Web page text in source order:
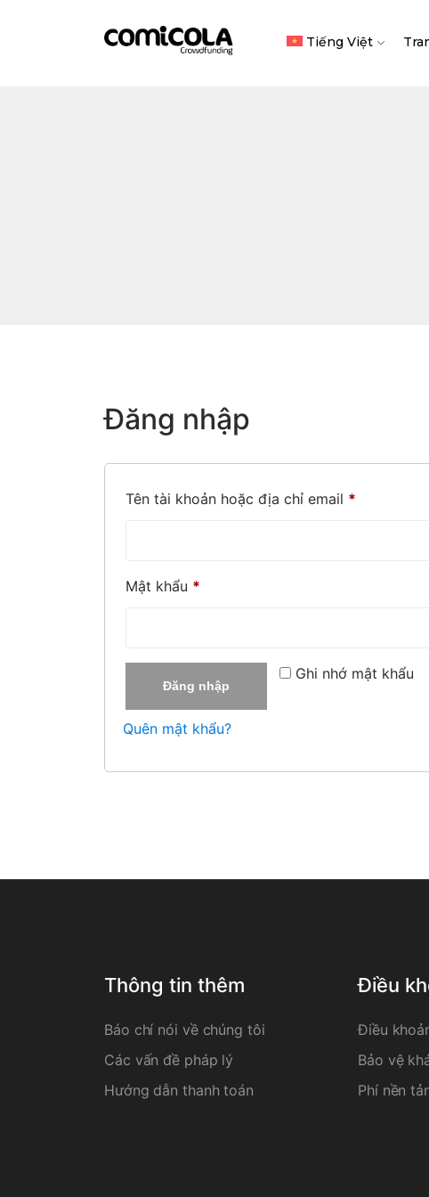
Tiếng Việt
Đăng nhập
Tên tài khoản hoặc địa chỉ email *
Mật khẩu *
Ghi nhớ mật khẩu
Đăng nhập
Quên mật khẩu?
Thông tin thêm
Báo chí nói về chúng tôi
Các vấn đề pháp lý
Hướng dẫn thanh toán
Điều
Điều
Bảo vệ
Phí nền